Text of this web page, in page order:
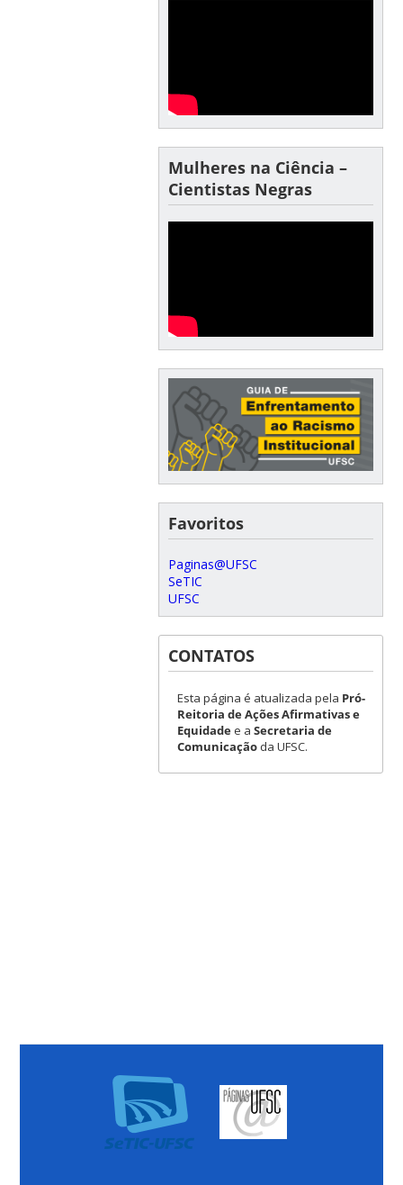
Mulheres na Ciência –
Cientistas Negras
Favoritos
Paginas@UFSC
SeTIC
UFSC
CONTATOS
Esta página é atualizada pela Pró-
Reitoria de Ações Afirmativas e
Equidadee a Secretaria de
Comunicaçãoda UFSC.